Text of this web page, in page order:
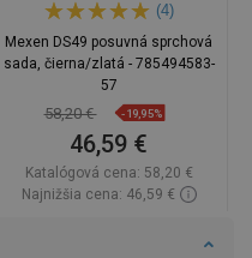
(4)
Mexen DS49 posuvná sprchová
sada, čierna/zlatá - 785494583-
57
58,20 € -19,95%
46,59 €
Katalógová cena: 58,20 €
Najnižšia cena: 46,59 €